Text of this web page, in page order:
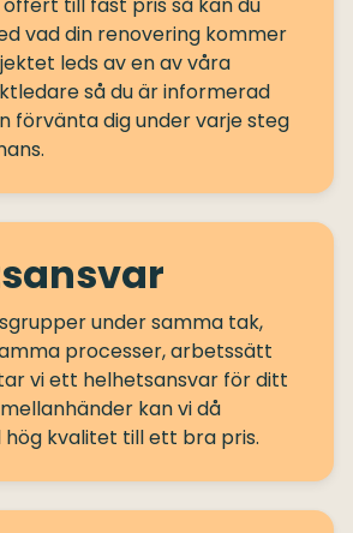
vad din renovering kommer
leds av en av våra
så du är informerad
förvänta dig under varje steg
under samma tak,
processer, arbetssätt
vi ett helhetsansvar för ditt
kan vi då